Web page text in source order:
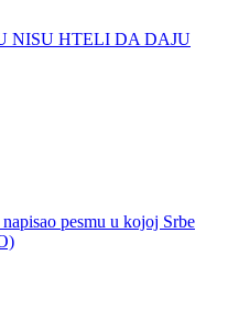
NISU HTELI DA DAJU
pesmu u kojoj Srbe